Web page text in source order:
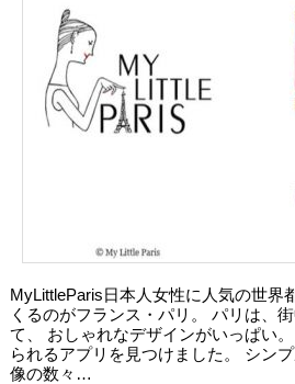
MyLittleParis日本人女性に人気の世界
くるのがフランス・パリ。 パリは、
て、 おしゃれなデザインがいっぱい
られるアプリを見つけました。 シン
像の数々…